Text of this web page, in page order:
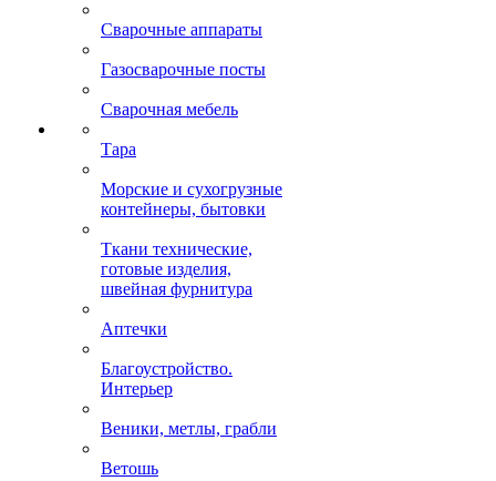
Сварочные аппараты
Газосварочные посты
Сварочная мебель
Тара
Морские и сухогрузные
контейнеры, бытовки
Ткани технические,
готовые изделия,
швейная фурнитура
Аптечки
Благоустройство.
Интерьер
Веники, метлы, грабли
Ветошь